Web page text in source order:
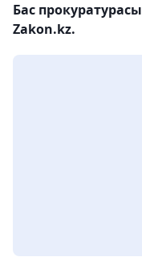
Бас
Zakon.kz.